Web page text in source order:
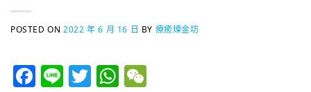
POSTED ON2022 年 6 月 16 日 BY 療癒煉金坊
Facebook
LineTwitterWhatsApp